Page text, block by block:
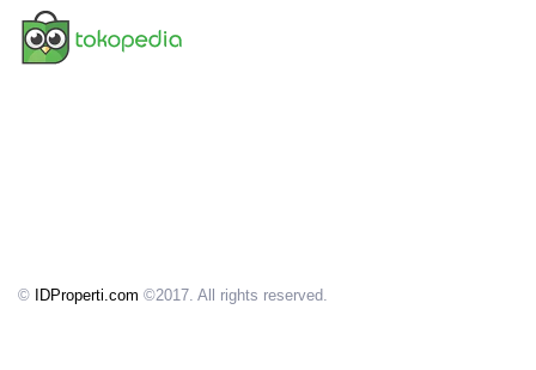
© IDProperti.com ©2017. All rights reserved.